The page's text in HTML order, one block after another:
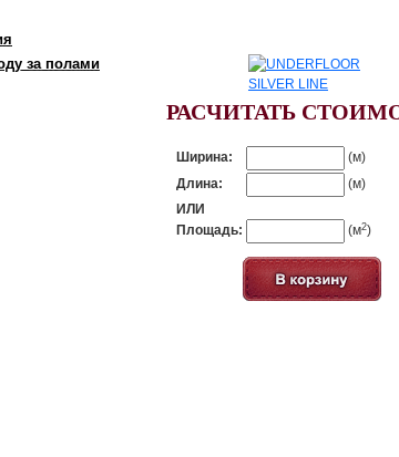
за полами
РАСЧИТАТЬ
Ширина:
(м)
Длина:
(м)
ИЛИ
Площадь:
(м2)